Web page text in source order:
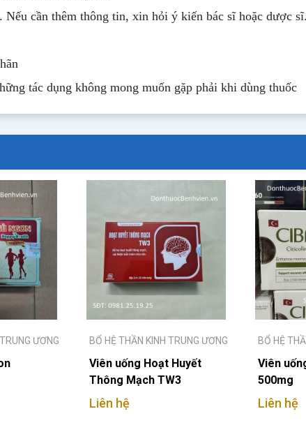
. Nếu cần thêm thông tin, xin hỏi ý kiến bác sĩ hoặc dược sĩ.
tác dụng không mong muốn gặp phải khi dùng thuốc
ƯƠNG BỔ HỆ THẦN KINH TRUNG ƯƠNG
Viên uống Hoạt Huyết
Thông Mạch TW3
Liên hệ
BỔ HỆ
Viên
500mg
Liên hệ